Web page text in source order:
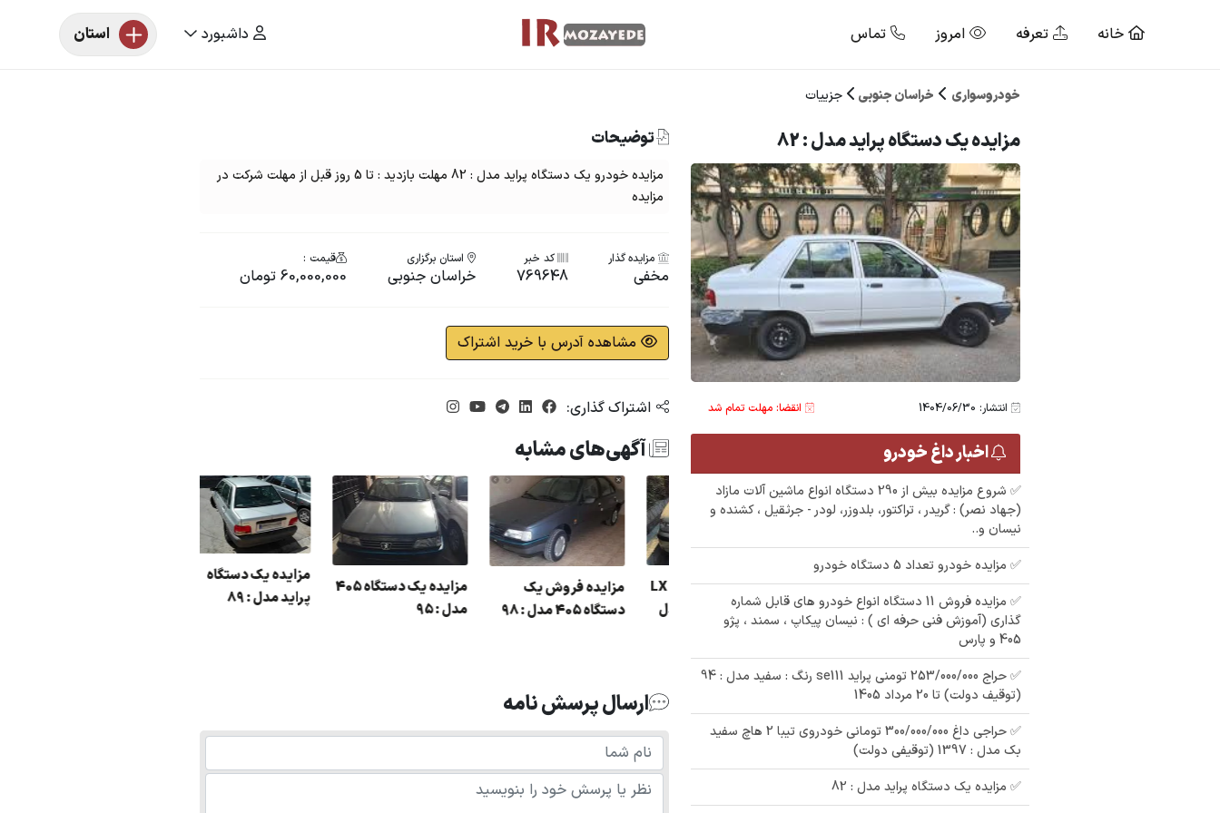
خانه تعرفه امروز تماس داشبورد استان
خودروسواری خراسان جنوبی جزییات
مزایده یک دستگاه پراید مدل : 82
انتشار: 1404/06/30 انقضا: مهلت تمام شد
اخبار داغ خودرو
✅ شروع مزایده بیش از 290 دستگاه انواع ماشین آلات مازاد
(جهاد نصر) : گریدر ، تراکتور، بلدوزر، لودر - جرثقیل ، کشنده و
نیسان و..
✅ مزایده خودرو تعداد 5 دستگاه خودرو
✅ مزایده فروش 11 دستگاه انواع خودرو های قابل شماره
گذاری (آموزش فنی حرفه ای ) : نیسان پیکاپ ، سمند ، پژو
405 و پارس
✅ حراج 253/000/000 تومنی پراید se111 رنگ : سفید مدل : 94
(توقیف دولت) تا 20 مرداد 1405
✅ حراجی داغ 300/000/000 تومانی خودروی تیبا 2 هاچ سفید
بک مدل : 1397 (توقیفی دولت)
✅ مزایده یک دستگاه پراید مدل : 82
توضیحات
مزایده خودرو یک دستگاه پراید مدل : 82 مهلت بازدید : تا 5 روز قبل از مهلت شرکت در
مزایده
مزایده گذار
مخفی
کد خبر
769648
استان برگزاری
خراسان جنوبی
قیمت :
60,000,000 تومان
مشاهده آدرس با خرید اشتراک
اشتراک گذاری:
آگهی‌های مشابه
مزایده یک دستگاه 405
مزایده فروش یک
دستگاه 405 مدل : 98
مزایده سواری سمند LX
دوگانه سوز سفید مدل
مزایده ساینا اس رنگ :
مزایده فروش پراید
مدل : 96
ارسال پرسش نامه